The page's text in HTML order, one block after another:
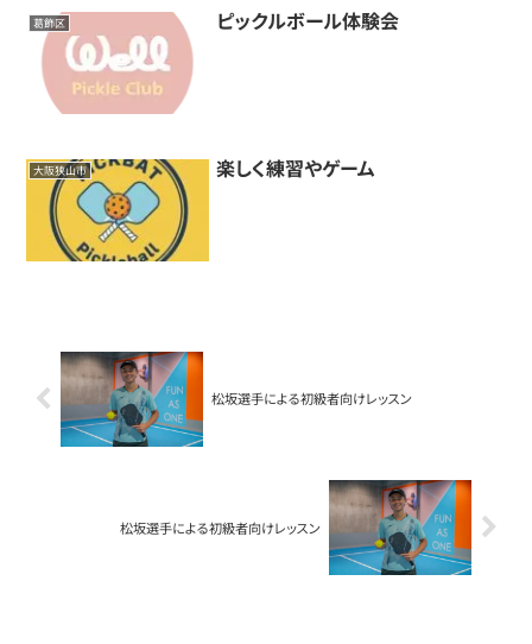
葛飾区 ピックルボール体験会
大阪狭山市 楽しく練習やゲーム
松坂選手による初級者向けレッスン
松坂選手による初級者向けレッスン